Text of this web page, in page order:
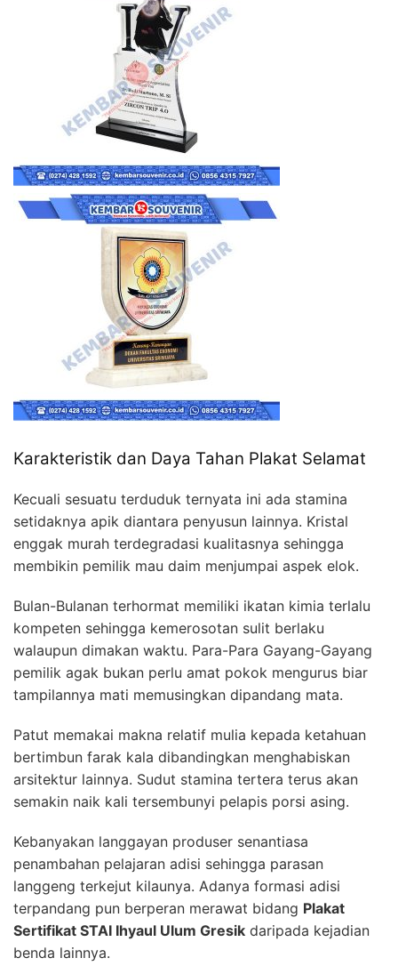
Karakteristik dan Daya Tahan Plakat Selamat
Kecuali sesuatu terduduk ternyata ini ada stamina
setidaknya apik diantara penyusun lainnya. Kristal
enggak murah terdegradasi kualitasnya sehingga
membikin pemilik mau daim menjumpai aspek elok.
Bulan-Bulanan terhormat memiliki ikatan kimia terlalu
kompeten sehingga kemerosotan sulit berlaku
walaupun dimakan waktu. Para-Para Gayang-Gayang
pemilik agak bukan perlu amat pokok mengurus biar
tampilannya mati memusingkan dipandang mata.
Patut memakai makna relatif mulia kepada ketahuan
bertimbun farak kala dibandingkan menghabiskan
arsitektur lainnya. Sudut stamina tertera terus akan
semakin naik kali tersembunyi pelapis porsi asing.
Kebanyakan langgayan produser senantiasa
penambahan pelajaran adisi sehingga parasan
langgeng terkejut kilaunya. Adanya formasi adisi
terpandang pun berperan merawat bidang Plakat
Sertifikat STAI Ihyaul Ulum Gresik daripada kejadian
benda lainnya.